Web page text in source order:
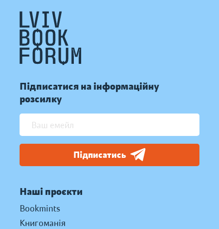
Підписатися на інформаційну
розсилку
Підписатись
Наші проєкти
Bookmints
Книгоманія